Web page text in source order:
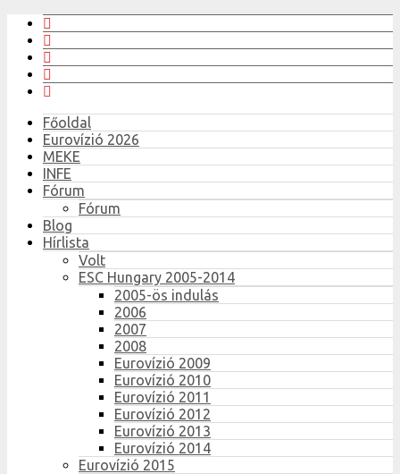
Főoldal
Eurovízió 2026
MEKE
INFE
Fórum
Fórum
Blog
Hírlista
Volt
ESC Hungary 2005-2014
2005-ös indulás
2006
2007
2008
Eurovízió 2009
Eurovízió 2010
Eurovízió 2011
Eurovízió 2012
Eurovízió 2013
Eurovízió 2014
Eurovízió 2015